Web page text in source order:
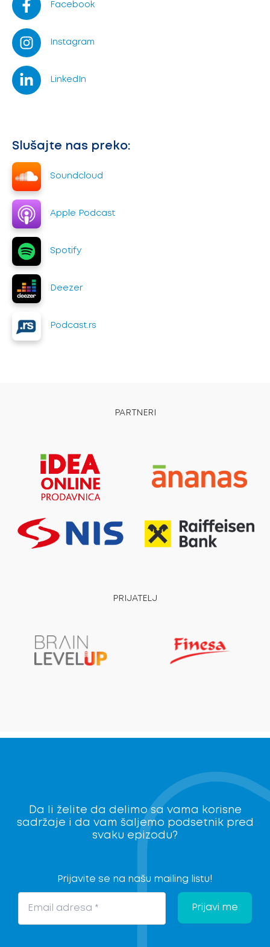
Facebook
Instagram
LinkedIn
Slušajte nas preko:
Soundcloud
Apple Podcast
Spotify
Deezer
Podcast.rs
PARTNERI
PRIJATELJ
Da li želite da delimo sa vama korisne
sadržaje i da vam šaljemo podsetnik pred
svaku epizodu?
Prijavite se na našu mailing listu!